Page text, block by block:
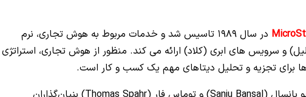
در سال 1989 تاسیس شد و خدمات مربوط به هوش تجاری، نرم
و سرویس‌ های ابری (کلاد) ارائه می‌ کند. منظور از هوش تجاری، استراتژی‌
برای تجزیه و تحلیل دیتاهای مهم یک کسب و کار است.